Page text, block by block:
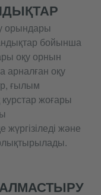
орындары
бойынша
оқу орнын
арналған оқу
ғылым
жоғары
және